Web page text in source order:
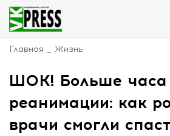
Главная Жизнь
ШОК! Больше часа
реанимации: как
врачи смогли